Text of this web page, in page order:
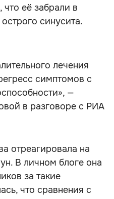
её забрали в
синусита.
лечения
симптомов с
—
в разговоре с РИА
отреагировала на
В личном блоге она
за такие
что сравнения с